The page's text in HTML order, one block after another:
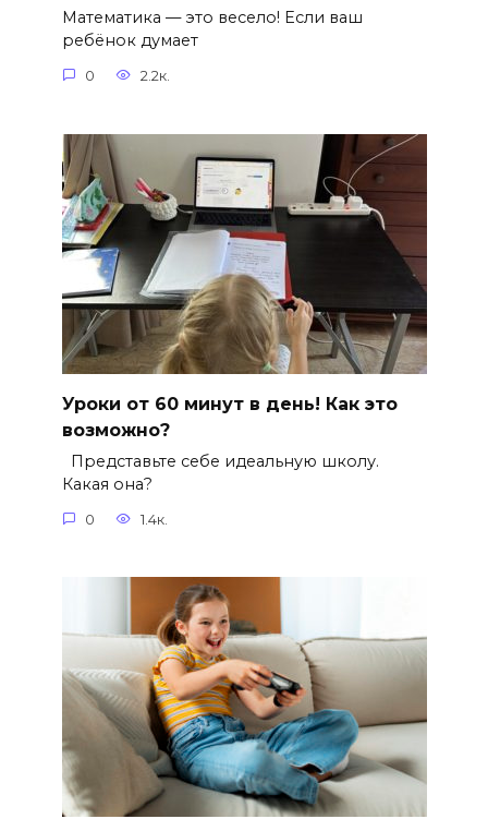
Математика — это весело! Если ваш
ребёнок думает
0 2.2к.
Уроки от 60 минут в день! Как это
возможно?
Представьте себе идеальную школу.
Какая она?
0 1.4к.